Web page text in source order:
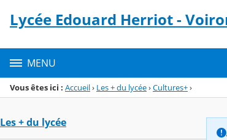
Menu de la rubrique
Contenu
Lycée Edouard Herriot -
MENU
Vous êtes ici : Accueil› Les + du lycée›Cultures+›
Les + du lycée